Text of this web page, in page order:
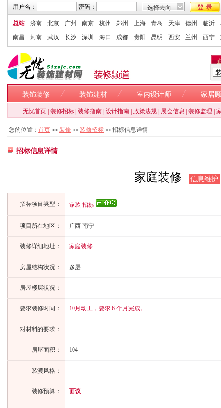
用户名： 密码： 选择去向 登 录
总站 济南 北京 广州 南京 杭州 郑州 上海 青岛 天津 德州 临沂
南昌 河南 武汉 长沙 深圳 海口 成都 贵阳 昆明 西安 兰州 西宁
装饰装修 装饰建材 室内设计师 家居
无忧首页 装修招标 装修指南 设计指南 政策法规 展会信息 装修监理
您的位置： 首页 >> 装修 >> 装修招标 >> 招标信息详情
招标信息详情
家庭装修 信息维护
招标项目类型： 家装 招标
项目所在地区： 广西 南宁
装修详细地址： 家庭装修
房屋结构状况： 多层
房屋楼层状况：
要求装修时间： 10月动工，要求 6 个月完成。
对材料的要求：
房屋面积： 104
装潢风格：
装修预算： 面议